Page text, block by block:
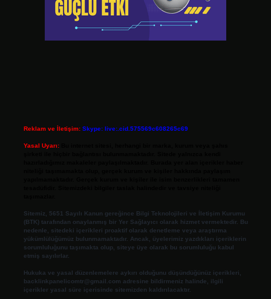
Reklam ve İletişim: Skype: live:.cid.575569c608265c69
Yasal Uyarı:
Sitemiz, 5651 Sayılı Kanun gereğince Bilgi Teknolojileri ve İletişim Kurumu
(BTK) tarafından onaylanmış bir Yer Sağlayıcı olarak hizmet vermektedir. Bu
nedenle, sitedeki içerikleri proaktif olarak denetleme veya araştırma
yükümlülüğümüz bulunmamaktadır. Ancak, üyelerimiz yazdıkları içeriklerin
sorumluluğunu taşımakta olup, siteye üye olarak bu sorumluluğu kabul
etmiş sayılırlar.
Hukuka ve yasal düzenlemelere aykırı olduğunu düşündüğünüz içerikleri,
backlinkpanelicomtr@gmail.com adresine bildirmeniz halinde, ilgili
içerikler yasal süre içerisinde sitemizden kaldırılacaktır.